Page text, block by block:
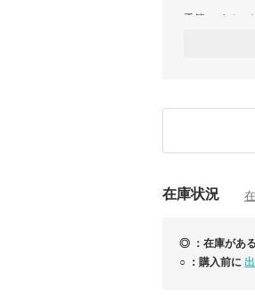
季節のイベン
ださいませ♡
在庫状況
◎ ：在庫があ
○ ：購入前に